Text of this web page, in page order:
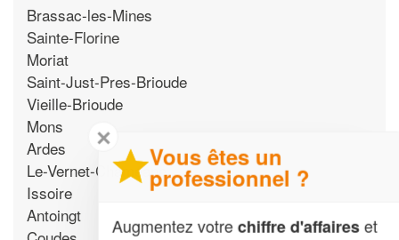
Brassac-les-Mines
Sainte-Florine
Moriat
Saint-Just-Pres-Brioude
Vieille-Brioude
Mons
Ardes
Le-Vernet-Chameane
Issoire
Antoingt
✕
Vous êtes un
professionnel ?
Augmentez votrechiffre d'affaireset